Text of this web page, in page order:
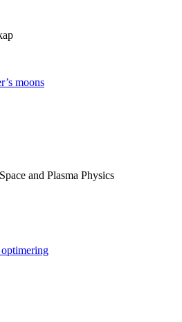
moons
and Plasma Physics